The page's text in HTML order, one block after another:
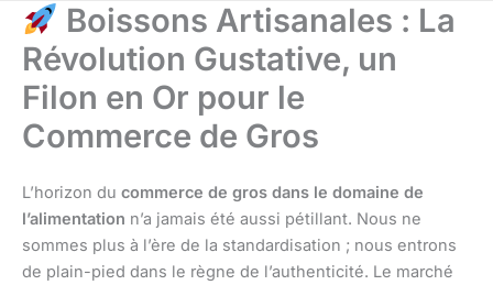
Boissons Artisanales : La
Révolution Gustative, un
Filon en Or pour le
Commerce de Gros
L’horizon du commerce de gros dans le domaine de
l’alimentation n’a jamais été aussi pétillant. Nous ne
sommes plus à l’ère de la standardisation ; nous entrons
de plain-pied dans le règne de l’authenticité. Le marché